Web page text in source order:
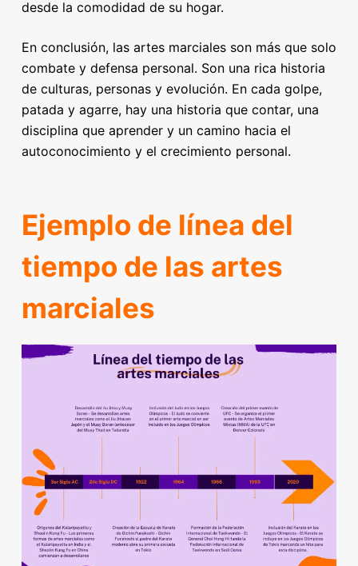
desde la comodidad de su hogar.
En conclusión, las artes marciales son más que solo
combate y defensa personal. Son una rica historia
de culturas, personas y evolución. En cada golpe,
patada y agarre, hay una historia que contar, una
disciplina que aprender y un camino hacia el
autoconocimiento y el crecimiento personal.
Ejemplo de línea del
tiempo de las artes
marciales